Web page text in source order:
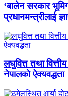
‘बालेन सरकार
प्रधानमन्त्रीलाई
लघुवित्त तथा
नेपालको ऐक्यवद्धता